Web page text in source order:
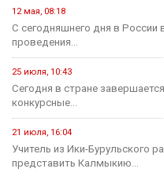
12 мая, 08:18
С сегодняшнего дня в России
проведения...
25 июля, 10:43
Сегодня в стране
конкурсные...
21 июля, 16:04
Учитель из Ики-Бурульского
представить Калмыкию...